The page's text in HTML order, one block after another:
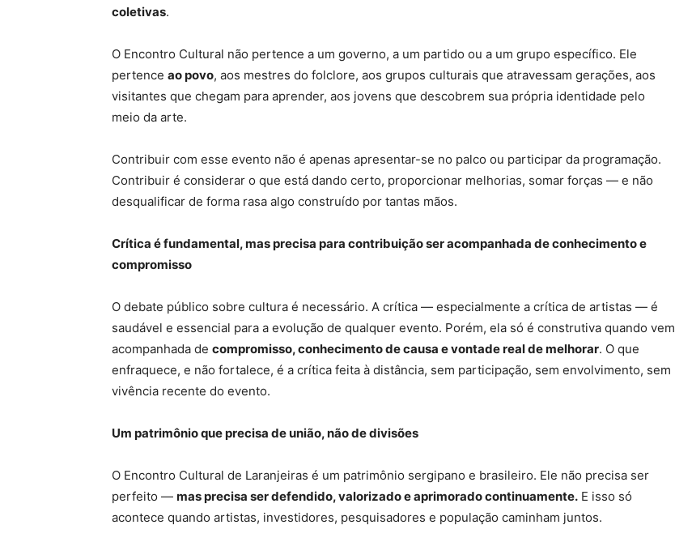
coletivas.
O Encontro Cultural não pertence a um governo, a um partido ou a um grupo específico. Ele
pertence ao povo, aos mestres do folclore, aos grupos culturais que atravessam gerações, aos
visitantes que chegam para aprender, aos jovens que descobrem sua própria identidade pelo
meio da arte.
Contribuir com esse evento não é apenas apresentar-se no palco ou participar da programação.
Contribuir é considerar o que está dando certo, proporcionar melhorias, somar forças — e não
desqualificar de forma rasa algo construído por tantas mãos.
Crítica é fundamental, mas precisa para contribuição ser acompanhada de conhecimento e
compromisso
O debate público sobre cultura é necessário. A crítica — especialmente a crítica de artistas — é
saudável e essencial para a evolução de qualquer evento. Porém, ela só é construtiva quando vem
acompanhada de compromisso, conhecimento de causa e vontade real de melhorar. O que
enfraquece, e não fortalece, é a crítica feita à distância, sem participação, sem envolvimento, sem
vivência recente do evento.
Um patrimônio que precisa de união, não de divisões
O Encontro Cultural de Laranjeiras é um patrimônio sergipano e brasileiro. Ele não precisa ser
perfeito — mas precisa ser defendido, valorizado e aprimorado continuamente. E isso só
acontece quando artistas, investidores, pesquisadores e população caminham juntos.